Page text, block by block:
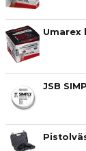
Umarex
JSB